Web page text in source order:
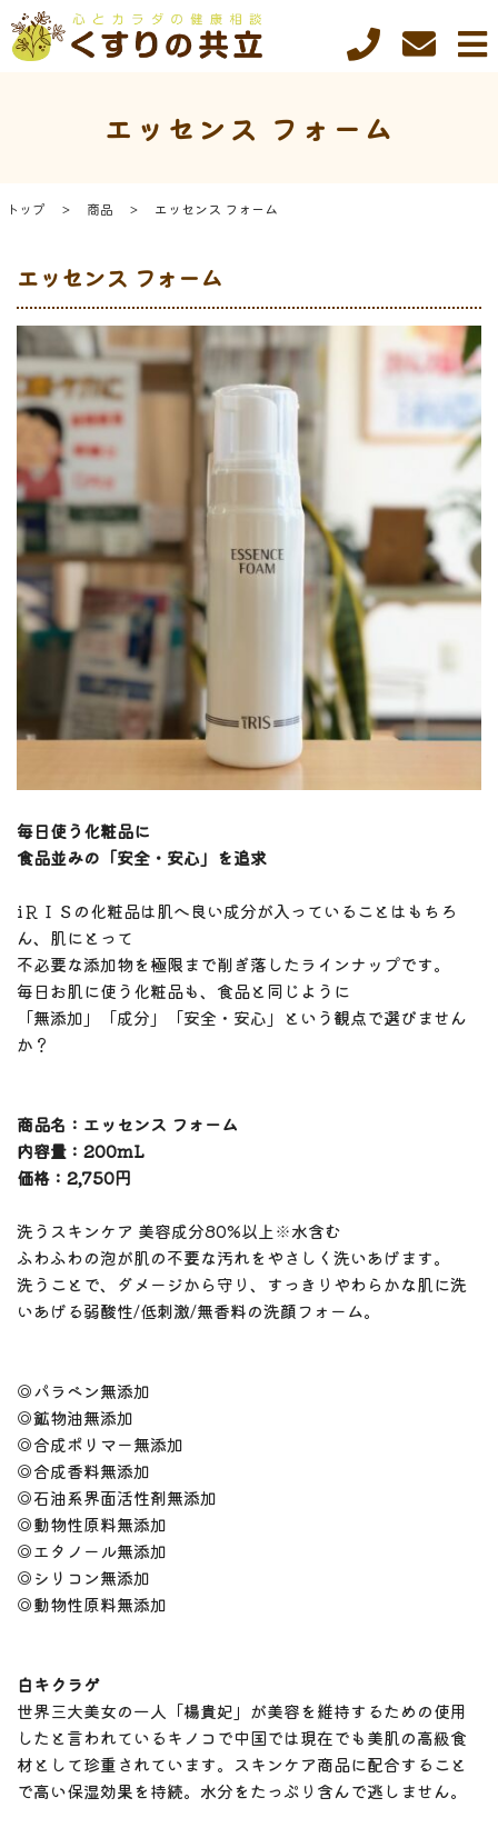
エッセンス フォーム
トップ 商品 エッセンス フォーム
エッセンス フォーム
毎日使う化粧品に
食品並みの「安全・安心」を追求
iＲＩＳの化粧品は肌へ良い成分が入っていることはもちろ
ん、肌にとって
不必要な添加物を極限まで削ぎ落したラインナップです。
毎日お肌に使う化粧品も、食品と同じように
「無添加」「成分」「安全・安心」という観点で選びません
か？
商品名：エッセンス フォーム
内容量：200mL
価格：2,750円
洗うスキンケア 美容成分80%以上※水含む
ふわふわの泡が肌の不要な汚れをやさしく洗いあげます。
洗うことで、ダメージから守り、すっきりやわらかな肌に洗
いあげる弱酸性/低刺激/無香料の洗顔フォーム。
◎パラベン無添加
◎鉱物油無添加
◎合成ポリマー無添加
◎合成香料無添加
◎石油系界面活性剤無添加
◎動物性原料無添加
◎エタノール無添加
◎シリコン無添加
◎動物性原料無添加
白キクラゲ
世界三大美女の一人「楊貴妃」が美容を維持するための使用
したと言われているキノコで中国では現在でも美肌の高級食
材として珍重されています。スキンケア商品に配合すること
で高い保湿効果を持続。水分をたっぷり含んで逃しません。